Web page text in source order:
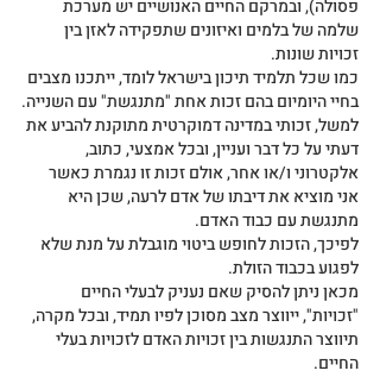
פסולה), ובמרקם החיים האנושיים יש מערכת
שלמה של בלמים ואיזונים שתפקידה לאזן בין
זכויות שונות.
כמו שכל תלמיד תיכון בישראל לומד, ייתכנו מצבים
בחיי היומיום בהם זכות אחת "מתנגשת" עם השנייה.
למשל, זכותי במדינה דמוקרטית מתוקנת להביע את
דעתי על כל דבר ועניין, ובכל אמצעי, כתוב,
אלקטרוני ו/או אחר, אולם זכות זו נגמרת כאשר
אני מוציא את דיבתו של אדם לרעה, שכן היא
מתנגשת עם כבוד האדם.
לפיכך, הזכות לחופש ביטוי מוגבלת על מנת שלא
לפגוע בכבוד הזולת.
מכאן ניתן להסיק שאם נעניק לבעלי החיים
"זכויות", ייווצר מצב מסוכן לפיו תמיד, ובכל מקרה,
תיווצר התנגשות בין זכויות האדם לזכויות בעלי
החיים.